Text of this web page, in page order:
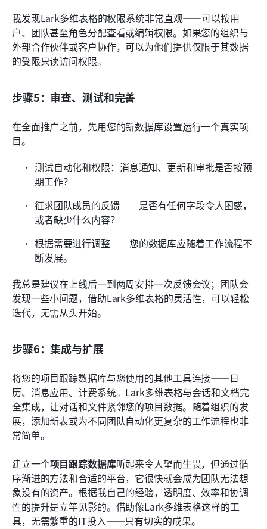
我发现Lark多维表格的权限系统非常直观——可以按用
户、团队甚至角色分配查看或编辑权限。如果您的组织与
外部合作伙伴或客户协作，可以为他们提供仅限于其数据
的受限只读访问权限。
步骤5：审查、测试和完善
在全面推广之前，先用您的新数据库设置运行一个真实项
目。
测试自动化和权限：消息通知、更新和审批是否按预
期工作？
征求团队成员的反馈——是否有任何字段令人困惑，
或者缺少什么内容？
根据需要进行调整——您的数据库应随着工作流程不
断发展。
我总是建议在上线后一到两周安排一次反馈会议；团队会
发现一些小问题，借助Lark多维表格的灵活性，可以轻松
迭代，无需从头开始。
步骤6：集成与扩展
将您的项目跟踪数据库与您使用的其他工具连接——日
历、消息应用、计费系统。Lark多维表格与会话和文档完
全集成，让对话和文件紧邻您的项目数据。随着组织的发
展，添加新表或为不同团队自动化更复杂的工作流程也非
常简单。
建立一个项目跟踪数据库听起来令人望而生畏，但通过循
序渐进的方法和合适的平台，它很快就会成为团队无法想
象没有的资产。根据我自己的经验，透明度、效率和协调
性的提升是立竿见影的。借助像Lark多维表格这样的工
具，无需繁重的IT投入——只有切实的成果。